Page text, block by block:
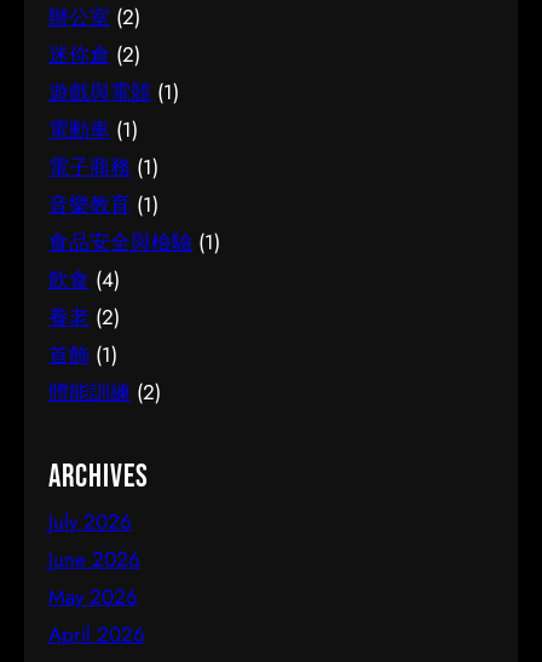
辦公室 (2)
迷你倉 (2)
遊戲與電競 (1)
電動車 (1)
電子商務 (1)
音樂教育 (1)
食品安全與檢驗 (1)
飲食 (4)
養老 (2)
首飾 (1)
體能訓練 (2)
Archives
July 2026
June 2026
May 2026
April 2026